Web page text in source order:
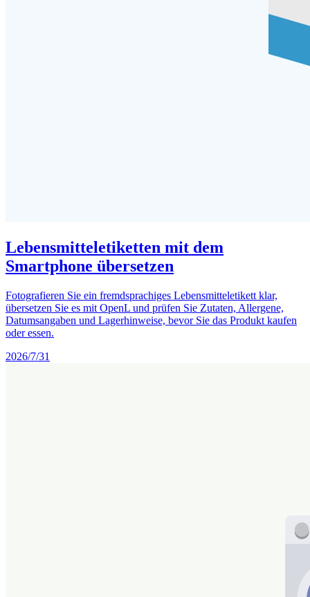
Lebensmitteletiketten mit dem
Smartphone übersetzen
Fotografieren Sie ein fremdsprachiges Lebensmitteletikett klar,
übersetzen Sie es mit OpenL und prüfen Sie Zutaten, Allergene,
Datumsangaben und Lagerhinweise, bevor Sie das Produkt kaufen
oder essen.
2026/7/31